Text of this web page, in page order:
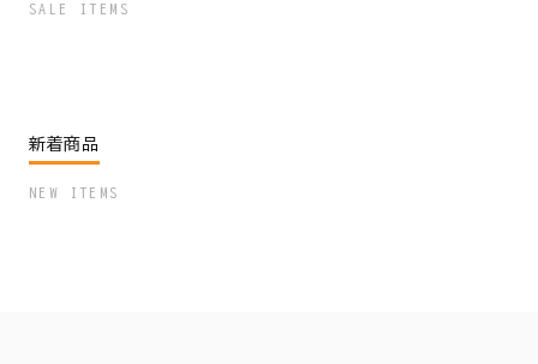
SALE ITEMS
新着商品
NEW ITEMS